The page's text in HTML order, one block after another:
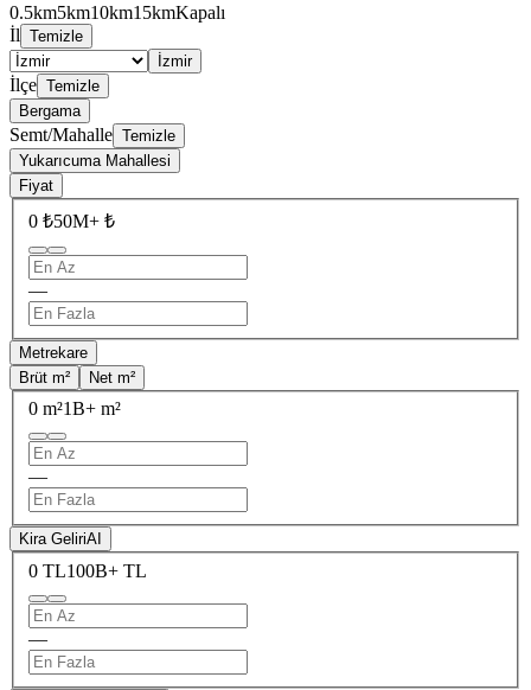
0.5km5km10km15kmKapalı
İl Temizle
İzmir
İlçe Temizle
Bergama
Semt/Mahalle Temizle
Yukarıcuma Mahallesi
Fiyat
0 ₺50M+ ₺
—
Metrekare
Brüt m²
Net m²
0 m²1B+ m²
—
Kira GeliriAI
0 TL100B+ TL
—